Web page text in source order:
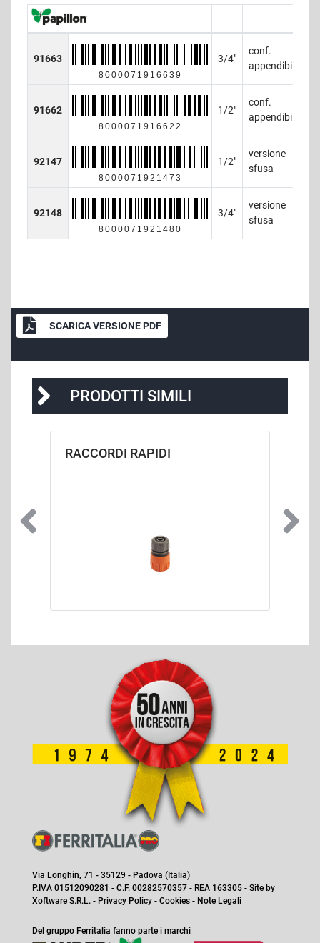
91663
8000071916639
3/4"
conf.
appendibile
91662
8000071916622
1/2"
conf.
appendibile
92147
8000071921473
1/2"
versione
sfusa
92148
8000071921480
3/4"
versione
sfusa
SCARICA VERSIONE PDF
PRODOTTI SIMILI
RACCORDI RAPIDI
Via Longhin, 71 - 35129 - Padova (Italia)
P.IVA 01512090281 - C.F. 00282570357 - REA 163305 - Site by
Xoftware S.R.L. - Privacy Policy - Cookies - Note Legali
Del gruppo Ferritalia fanno parte i marchi